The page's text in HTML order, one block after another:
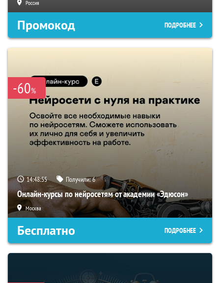
Россия
Промокод ПОДРОБНЕЕ
-60%
14:48:54 Получили:6
Онлайн-курсы по нейросетям от академии «Эдюсон»
Москва
Бесплатно ПОДРОБНЕЕ